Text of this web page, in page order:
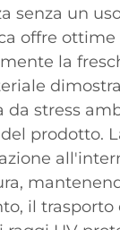
senza un
offre ottime
la
da stress
prodotto.
il trasporto